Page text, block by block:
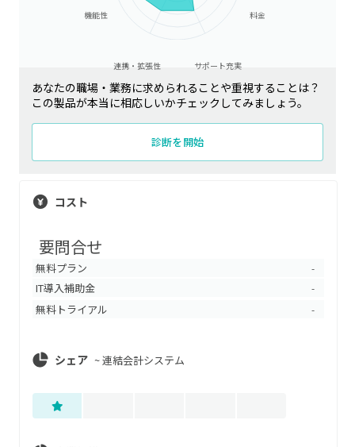
料金
サポート充実
連携・拡張性
機能性
あなたの職場・業務に求められることや重視することは？
この製品が本当に相応しいかチェックしてみましょう。
診断を開始
コスト
要問合せ
無料プラン -
IT導入補助金 -
無料トライアル -
シェア ~連結会計システム